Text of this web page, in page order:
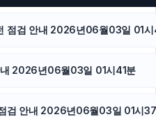
점검 안내 2026년06월03일 01
2026년06월03일 01시41분
검 안내 2026년06월03일 01시